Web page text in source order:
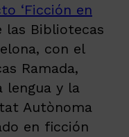
‘Ficción en
las Bibliotecas
con el
Ramada,
lengua y la
Autònoma
en ficción